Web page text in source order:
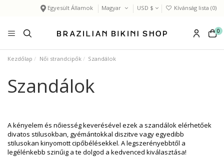
Egyesült Államok Magyar USD $ Kívánság lista (0)
0
Kezdőlap Női strandcipők Szandálok
Szandálok
A kényelem és nőiesség keverésével ezek a szandálok elérhetőek
divatos stilusokban, gyémántokkal diszitve vagy egyedibb
stilusokan kinyomott cipőbélésekkel. A legszerényebbtől a
legélénkebb szinűig a te dolgod a kedvenced kiválasztása!